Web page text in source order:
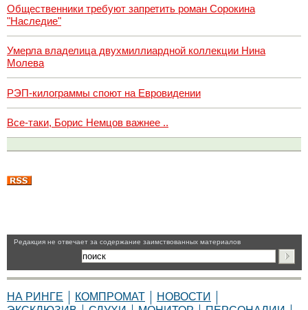
Общественники требуют запретить роман Сорокина
"Наследие"
Умерла владелица двухмиллиардной коллекции Нина
Молева
РЭП-килограммы споют на Евровидении
Все-таки, Борис Немцов важнее ..
Pедакция не отвечает за содержание заимствованных материалов
НА РИНГЕ КОМПРОМАТ
НОВОСТИ